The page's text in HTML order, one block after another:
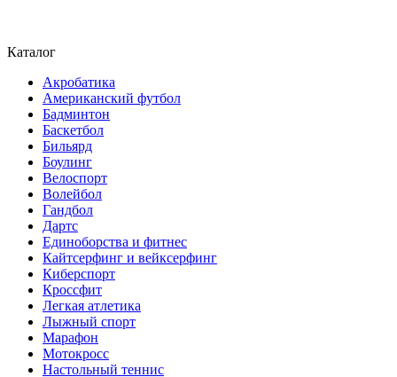
Каталог
Акробатика
Американский футбол
Бадминтон
Баскетбол
Бильярд
Боулинг
Велоспорт
Волейбол
Гандбол
Дартс
Единоборства и фитнес
Кайтсерфинг и вейксерфинг
Киберспорт
Кроссфит
Легкая атлетика
Лыжный спорт
Марафон
Мотокросс
Настольный теннис